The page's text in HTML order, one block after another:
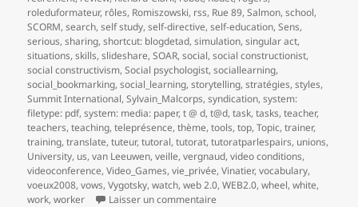
roleduformateur, rôles, Romiszowski, rss, Rue 89,Salmon,school,
SCORM,search,self study,self-directive,self-education,Sens,
serious,sharing,shortcut: blogdetad,simulation,singular act,
situations,skills,slideshare,SOAR,social,social constructionist,
social constructivism,Social psychologist,sociallearning,
social_bookmarking,social_learning,storytelling,stratégies,styles,
Summit International,Sylvain_Malcorps,syndication,system:
filetype: pdf,system: media: paper,t @ d,t@d,task,tasks,teacher,
teachers,teaching,teleprésence,thème,tools,top,Topic,trainer,
training,translate,tuteur,tutoral,tutorat,tutoratparlespairs, unions,
University, us,van Leeuwen,veille,vergnaud,video conditions,
videoconference,Video_Games,vie_privée,Vinatier,vocabulary,
voeux2008,vows,Vygotsky,watch,web 2.0,WEB2.0,wheel,white,
work,worker Laisser un commentaire